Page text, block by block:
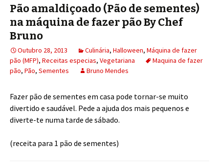
Pão amaldiçoado (Pão de sementes)
na máquina de fazer pão By Chef
Bruno
Outubro 28, 2013 Culinária, Halloween, Máquina de fazer
pão (MFP), Receitas especias, Vegetariana
Maquina de fazer
pão, Pão, Sementes Bruno Mendes
Fazer pão de sementes em casa pode tornar-se muito
divertido e saudável. Pede a ajuda dos mais pequenos e
diverte-te numa tarde de sábado.
(receita para 1 pão de sementes)